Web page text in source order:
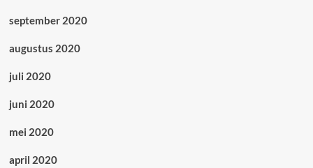
september 2020
augustus 2020
juli 2020
juni 2020
mei 2020
april 2020